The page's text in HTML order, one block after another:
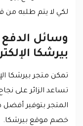
لكي لا يتم طلبه من
وسائل الدفع
بيرشكا
تمكن متجر بيرشكا
تساعد الزائر على
المتجر بتوفير
خصم موقع بيرشكا.